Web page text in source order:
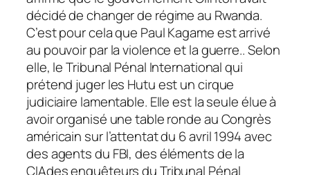
décidé de changer de régime au Rwanda.
C’est pour cela que Paul Kagame est arrivé
au pouvoir par la violence et la guerre.. Selon
elle, le Tribunal Pénal International qui
prétend juger les Hutu est un cirque
judiciaire lamentable. Elle est la seule élue à
avoir organisé une table ronde au Congrès
américain sur l’attentat du 6 avril 1994 avec
des agents du FBI, des éléments de la
CIAdes enquêteurs du Tribunal Pénal